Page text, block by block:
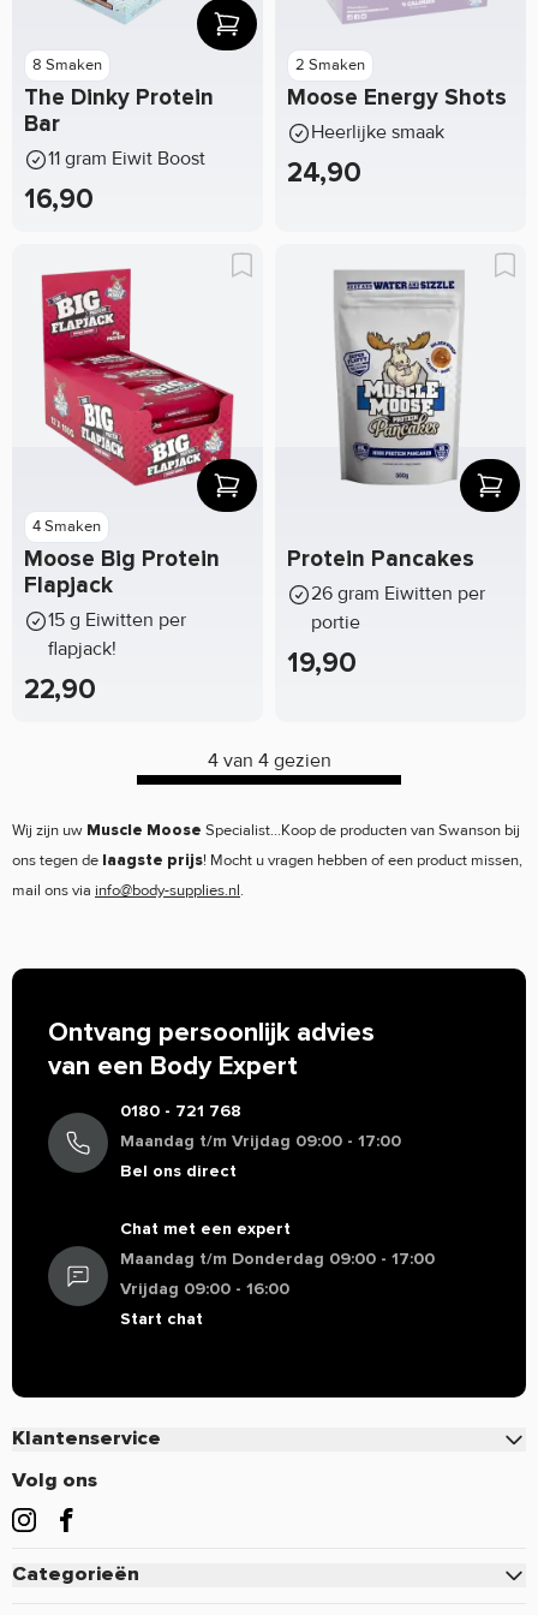
8 Smaken
The Dinky Protein
Bar
11 gram Eiwit Boost
16,90
2 Smaken
Moose Energy Shots
Heerlijke smaak
24,90
4 Smaken
Moose Big Protein
Flapjack
15 g Eiwitten per
flapjack!
22,90
Protein Pancakes
26 gram Eiwitten per
portie
19,90
4 van 4 gezien
Wij zijn uw Muscle Moose Specialist...Koop de producten van Swanson bij
ons tegen de laagste prijs! Mocht u vragen hebben of een product missen,
mail ons via info@body-supplies.nl.
Ontvang persoonlijk advies
van een Body Expert
0180 - 721 768
Maandag t/m Vrijdag 09:00 - 17:00
Bel ons direct
Chat met een expert
Maandag t/m Donderdag 09:00 - 17:00
Vrijdag 09:00 - 16:00
Start chat
Klantenservice
Contact
Veelgestelde vragen
Betalen
Volg ons
Categorieën